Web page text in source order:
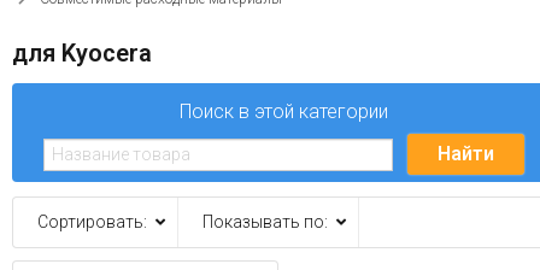
для Kyocera
Поиск в этой категории
Сортировать: Показывать по: